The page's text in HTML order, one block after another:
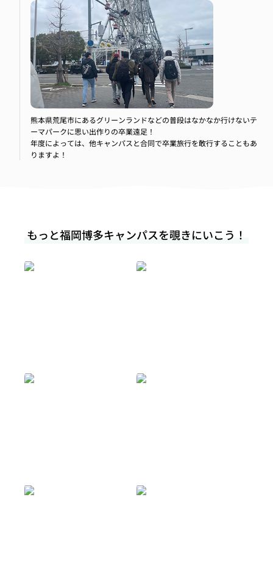
卒業遠足・卒業旅行
熊本県荒尾市にあるグリーンランドなどの普段はなかなか行けないテ
ーマパークに思い出作りの卒業遠足！
年度によっては、他キャンパスと合同で卒業旅行を敢行することもあ
りますよ！
もっと福岡博多キャンパスを覗きにいこう！